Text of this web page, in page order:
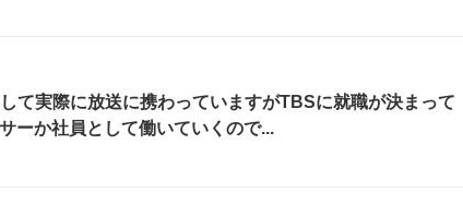
て実際に放送に携わっていますがTBSに就職が決まって
ーか社員として働いていくので...